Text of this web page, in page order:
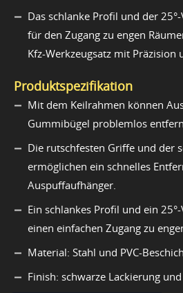
Das schlanke Profil und der
für den Zugang zu engen
Kfz-Werkzeugsatz mit Präzision
Produktspezifikation
Mit dem Keilrahmen können
Gummibügel problemlos
Die rutschfesten Griffe und der
ermöglichen ein schnelles
Auspuffaufhänger.
Ein schlankes Profil und ein
einen einfachen Zugang zu
Material: Stahl und PVC-
Finish: schwarze Lackierung